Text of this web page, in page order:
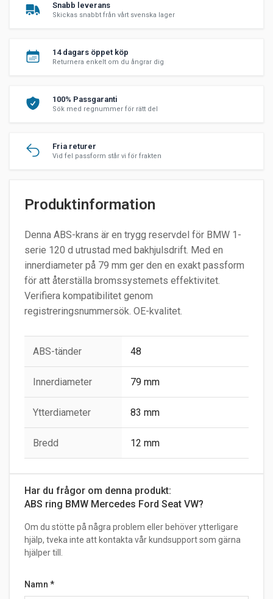
Snabb leverans
Skickas snabbt från vårt svenska lager
14 dagars öppet köp
Returnera enkelt om du ångrar dig
100% Passgaranti
Sök med regnummer för rätt del
Fria returer
Vid fel passform står vi för frakten
Produktinformation
Denna ABS-krans är en trygg reservdel för BMW 1-
serie 120 d utrustad med bakhjulsdrift. Med en
innerdiameter på 79 mm ger den en exakt passform
för att återställa bromssystemets effektivitet.
Verifiera kompatibilitet genom
registreringsnummersök. OE-kvalitet.
ABS-tänder 48
Innerdiameter 79 mm
Ytterdiameter 83 mm
Bredd 12 mm
Har du frågor om denna produkt:
ABS ring BMW Mercedes Ford Seat VW?
Om du stötte på några problem eller behöver ytterligare
hjälp, tveka inte att kontakta vår kundsupport som gärna
hjälper till.
Namn *